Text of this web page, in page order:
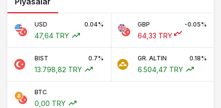
USD 0.04%
47,64 TRY
GBP -0.05%
64,33 TRY
BIST 0.7%
13.798,82 TRY
GR. ALTIN 0.18%
6.504,47 TRY
BTC
0,00 TRY